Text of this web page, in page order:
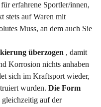
erfahrene Sportler/innen,
stets auf Waren mit
Muss, an dem auch Sie
überzogen , damit
Korrosion nichts anhaben
sich im Kraftsport wieder,
wurden. Die Form
gleichzeitig auf der